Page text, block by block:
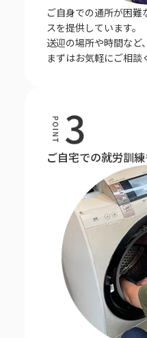
ご自身での通所が困
スを提供しています。
送迎の場所や時間など、
まずはお気軽にご相談
ご自宅での就労訓練